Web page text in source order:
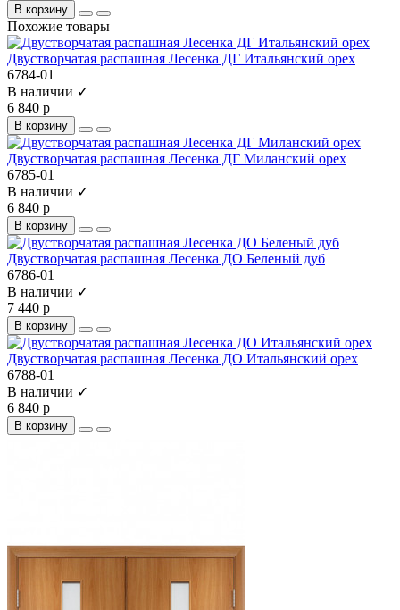
В корзину
Похожие товары
Двустворчатая распашная Лесенка ДГ Итальянский орех
6784-01
В наличии ✓
6 840 р
В корзину
Двустворчатая распашная Лесенка ДГ Миланский орех
6785-01
В наличии ✓
6 840 р
В корзину
Двустворчатая распашная Лесенка ДО Беленый дуб
6786-01
В наличии ✓
7 440 р
В корзину
Двустворчатая распашная Лесенка ДО Итальянский орех
6788-01
В наличии ✓
6 840 р
В корзину